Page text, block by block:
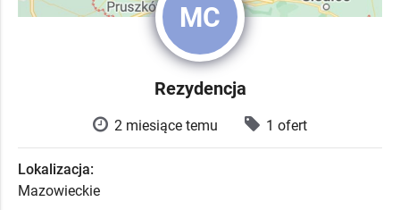
MC
Rezydencja
2 miesiące temu 1 ofert
Lokalizacja:
Mazowieckie